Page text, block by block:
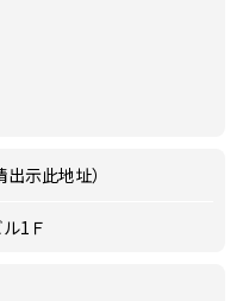
示此地址）
1Ｆ